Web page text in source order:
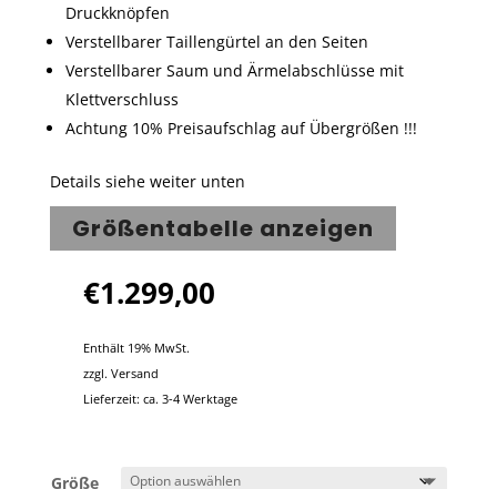
Druckknöpfen
Verstellbarer Taillengürtel an den Seiten
Verstellbarer Saum und Ärmelabschlüsse mit
Klettverschluss
Achtung 10% Preisaufschlag auf Übergrößen !!!
Details siehe weiter unten
Größentabelle anzeigen
€1.299,00
Enthält 19% MwSt.
zzgl. Versand
Lieferzeit: ca. 3-4 Werktage
Größe